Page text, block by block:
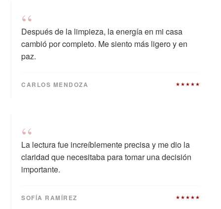
“
Después de la limpieza, la energía en mi casa
cambió por completo. Me siento más ligero y en
paz.
CARLOS MENDOZA ★★★★★
“
La lectura fue increíblemente precisa y me dio la
claridad que necesitaba para tomar una decisión
importante.
SOFÍA RAMÍREZ ★★★★★